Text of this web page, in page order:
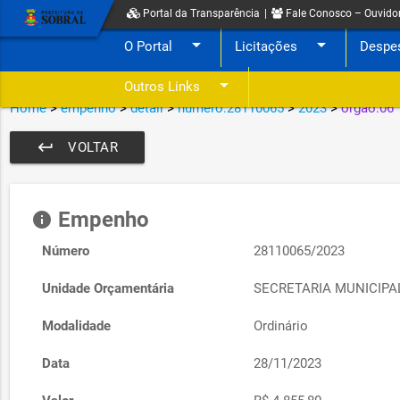
Portal da Transparência Fale Conosco –
O Portal arrow_drop_down Licitações arrow_drop_down
Outros Links arrow_drop_down
Home>empenho>detail>numero:28110065>2023>orgao:06
VOLTAR
keyboard_return
info Empenho
Número 28110065/2023
Unidade Orçamentária SECRETARIA
Modalidade Ordinário
Data 28/11/2023